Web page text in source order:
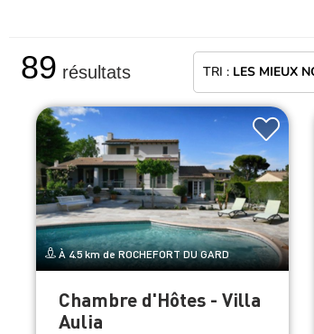
89 résultats TRI : LES MIEUX
À 4.5 km de ROCHEFORT DU GARD
Chambre d'Hôtes - Villa
Aulia